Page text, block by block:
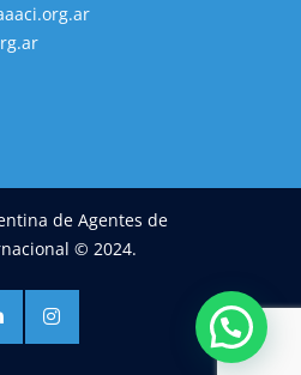
de Agentes de
© 2024.